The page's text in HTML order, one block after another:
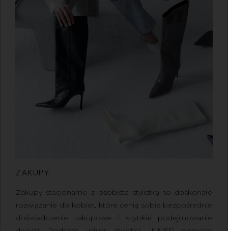
ZAKUPY
Zakupy stacjonarne z osobistą stylistką to doskonałe
rozwiązanie dla kobiet, które cenią sobie bezpośrednie
doświadczenie zakupowe i szybkie podejmowanie